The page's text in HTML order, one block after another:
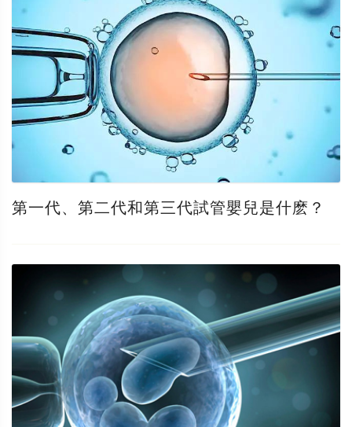
第一代、第二代和第三代試管嬰兒是什麽？